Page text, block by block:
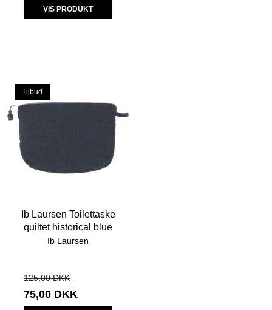
VIS PRODUKT
Tilbud
Ib Laursen Toilettaske
quiltet historical blue
Ib Laursen
125,00 DKK
75,00 DKK